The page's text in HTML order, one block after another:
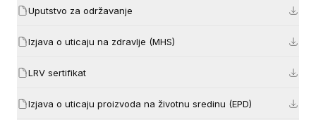
Uputstvo za održavanje
Izjava o uticaju na zdravlje (MHS)
LRV sertifikat
Izjava o uticaju proizvoda na životnu sredinu (EPD)